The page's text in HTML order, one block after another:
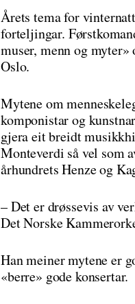
Årets tema for
forteljingar.
muser, menn og
Oslo.
Mytene om
komponistar og
gjera eit breidt
Monteverdi så vel som
århundrets Henze og
– Det er drøssevis av
Det Norske
Han meiner mytene er
«berre» gode konsertar.